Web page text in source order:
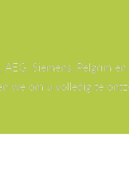
Siemens, Pelgrim
we om u volledig te